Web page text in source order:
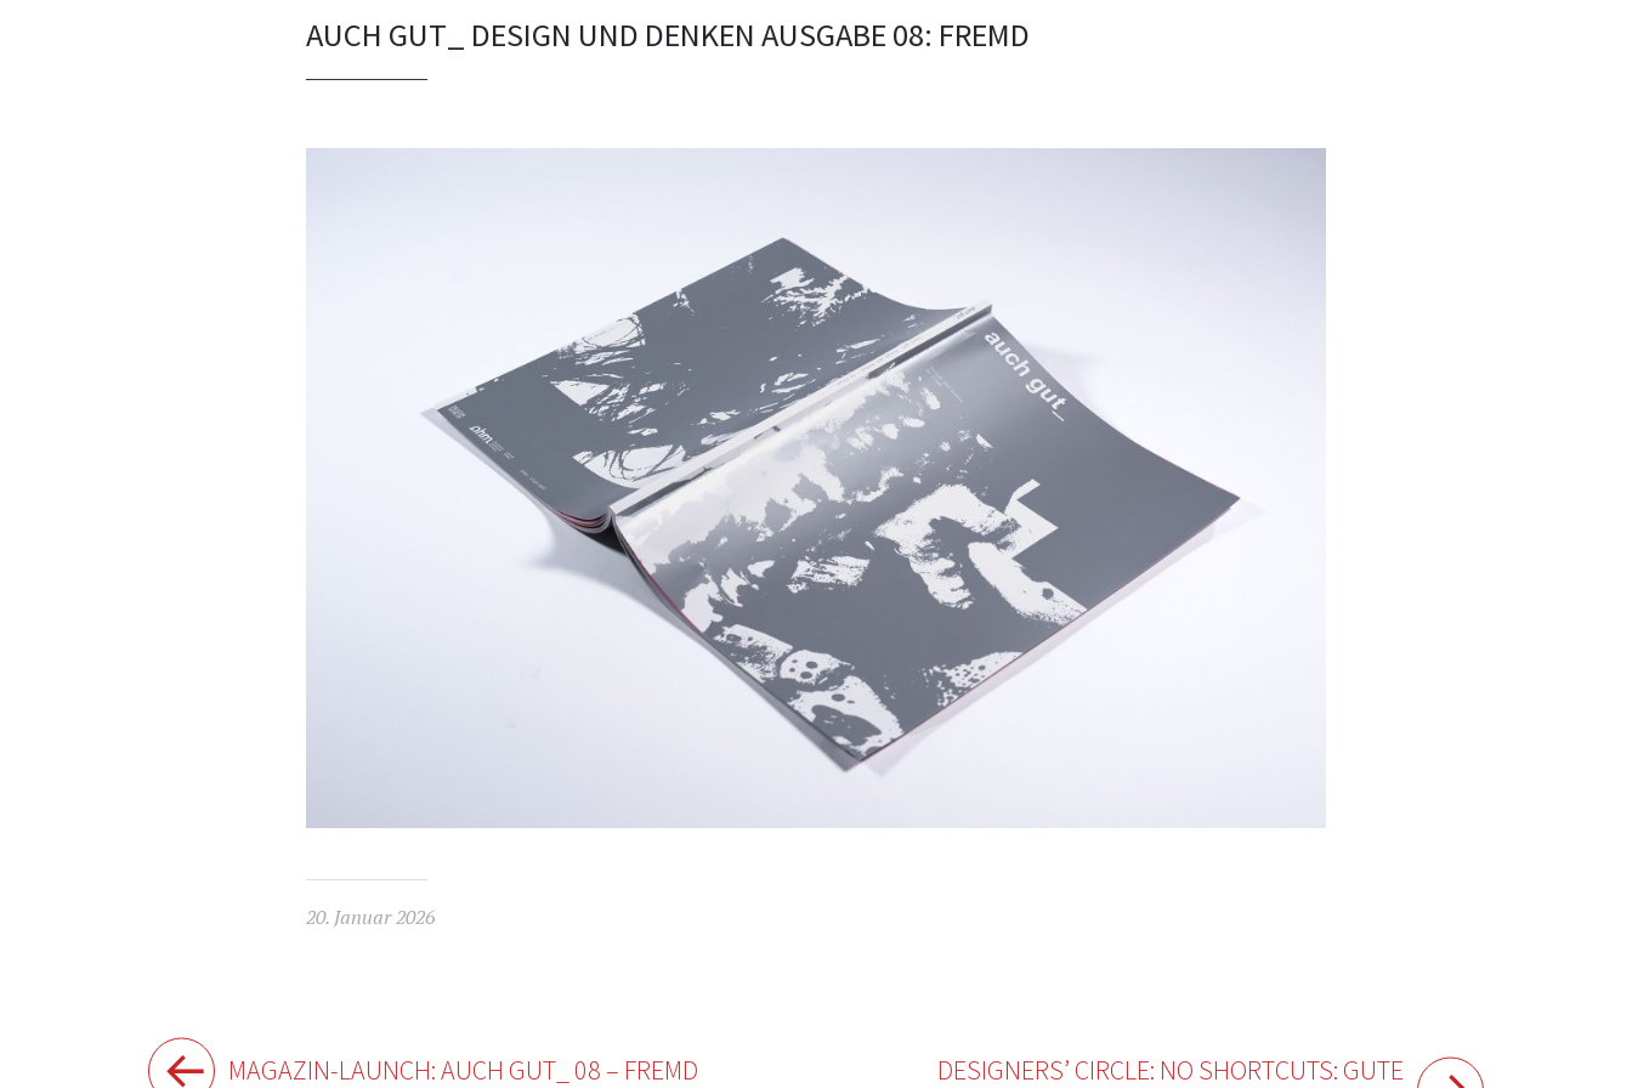
AUCH GUT_ DESIGN UND DENKEN AUSGABE 08: FREMD
20. Januar 2026
Beitragsnavigation
MAGAZIN-LAUNCH: AUCH GUT_ 08 – FREMD DESIGNERS’ CIRCLE: NO SHORTCUTS: GUTE